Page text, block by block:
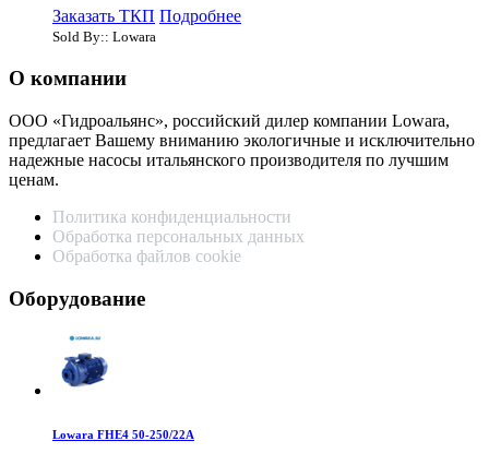
Заказать ТКП Подробнее
Sold By:: Lowara
О компании
ООО «Гидроальянс», российский дилер компании Lowara,
предлагает Вашему вниманию экологичные и исключительно
надежные насосы итальянского производителя по лучшим
ценам.
Политика конфиденциальности
Обработка персональных данных
Обработка файлов cookie
Оборудование
Lowara FHE4 50-250/22A